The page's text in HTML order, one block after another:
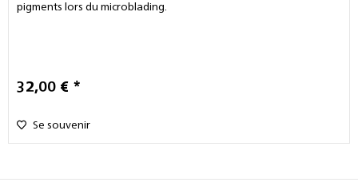
pigments lors du microblading.
32,00 € *
Se souvenir